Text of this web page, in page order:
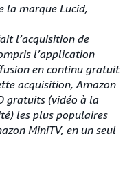
la marque Lucid,
l’acquisition de
l’application
en continu gratuit
acquisition, Amazon
gratuits (vidéo à la
les plus populaires
MiniTV, en un seul